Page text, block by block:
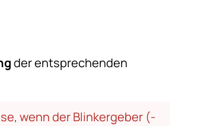
der entsprechenden
wenn der Blinkergeber (-